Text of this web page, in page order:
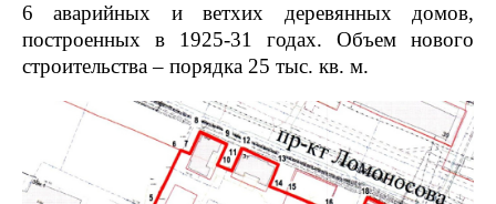
6 аварийных и ветхих деревянных домов,
построенных в 1925-31 годах. Объем нового
строительства – порядка 25 тыс. кв. м.